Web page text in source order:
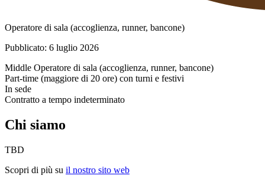
Operatore di sala (accoglienza, runner, bancone)
Pubblicato: 6 luglio 2026
Middle Operatore di sala (accoglienza, runner, bancone)
Part-time (maggiore di 20 ore) con turni e festivi
In sede
Contratto a tempo indeterminato
Chi siamo
TBD
Scopri di più su il nostro sito web